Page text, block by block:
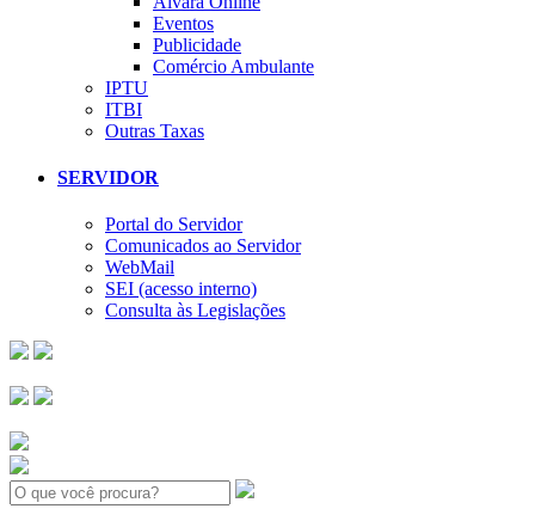
Eventos
Publicidade
Comércio Ambulante
IPTU
ITBI
Outras Taxas
SERVIDOR
Portal do Servidor
Comunicados ao Servidor
WebMail
SEI (acesso interno)
Consulta às Legislações
Search: